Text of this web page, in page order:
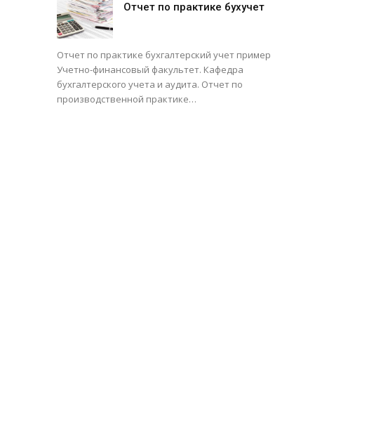
Отчет по практике бухучет
Отчет по практике бухгалтерский учет пример
Учетно-финансовый факультет. Кафедра
бухгалтерского учета и аудита. Отчет по
производственной практике…